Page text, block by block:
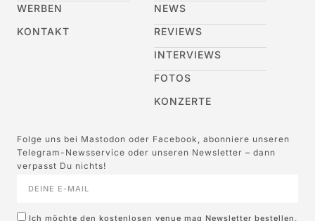
WERBEN
KONTAKT
NEWS
REVIEWS
INTERVIEWS
FOTOS
KONZERTE
Folge uns bei Mastodon oder Facebook, abonniere unseren
Telegram-Newsservice oder unseren Newsletter – dann
verpasst Du nichts!
Ich möchte den kostenlosen venue mag Newsletter bestellen,